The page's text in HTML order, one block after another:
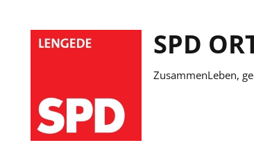
springen
SPD
ZusammenLeben,